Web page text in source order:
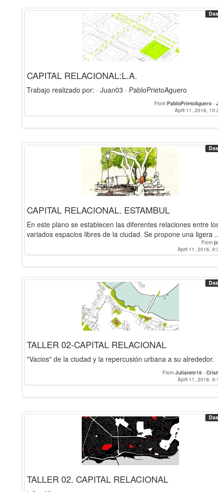
CAPITAL RELACIONAL:L.A.
Trabajo realizado por: · Juan03 · PabloPrietoAguero
From PabloPrietoAguero -
April 11, 2016,
CAPITAL RELACIONAL. ESTAMBUL
En este plano se establecen las diferentes relaciones entre
variados espacios libres de la ciudad. Se propone una ligera
From
April 11, 2016,
TALLER 02-CAPITAL RELACIONAL
"Vacios" de la ciudad y la repercusión urbana a su alrededor.
From Julianmr16 -
April 11, 2016,
TALLER 02. CAPITAL RELACIONAL